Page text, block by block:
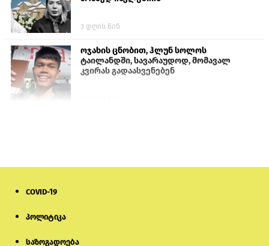
3 დღის წინ
ოჯახის ცნობით, ჰლუნ სოლოს
ტაილანდში, სავარაუდოდ, მომავალ
კვირას გადაასვენებენ
COVID-19
პოლიტიკა
საზოგადოება